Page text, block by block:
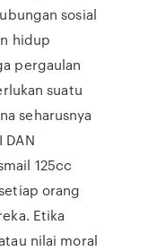
sosial
hidup
pergaulan
suatu
seharusnya
DAN
125cc
orang
Etika
nilai moral